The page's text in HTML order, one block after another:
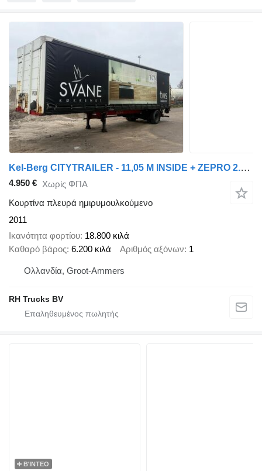
Kel-Berg CITYTRAILER - 11,05 M INSIDE + ZEPRO 2.000 KG LOADLIFT
4.950 € Χωρίς ΦΠΑ
Κουρτίνα πλευρά ημιρυμουλκούμενο
2011
Ικανότητα φορτίου 18.800 κιλά
Καθαρό βάρος 6.200 κιλά Αριθμός αξόνων 1
Ολλανδία, Groot-Ammers
RH Trucks BV
ΒΊΝΤΕΟ